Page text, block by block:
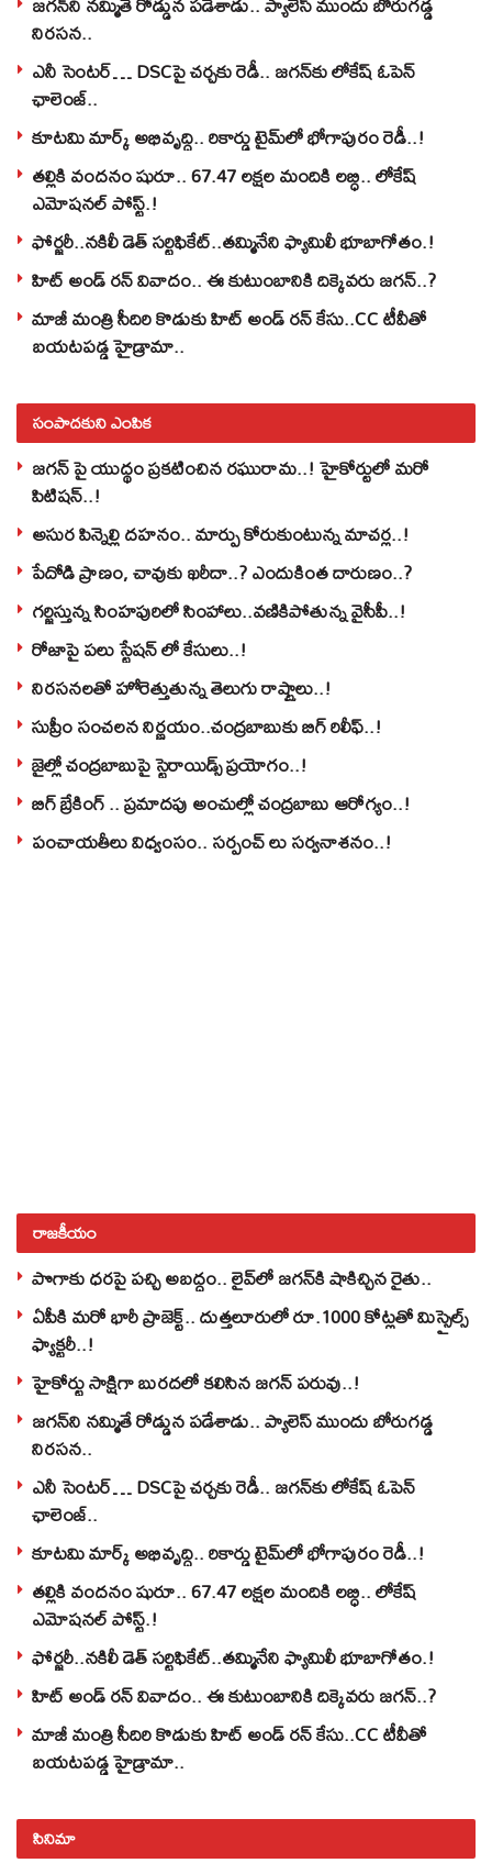
నిరసన..
ఎనీ సెంటర్‌… DSCపై చర్చకు రెడీ.. జగన్‌కు లోకేష్‌ ఓపెన్
ఛాలెంజ్..
కూటమి మార్క్ అభివృద్ధి.. రికార్డు టైమ్‌లో భోగాపురం రెడీ..!
తల్లికి వందనం షురూ.. 67.47 లక్షల మందికి లబ్ధి.. లోకేష్‌
ఎమోషనల్ పోస్ట్‌.!
ఫోర్జరీ..నకిలీ డెత్ సర్టిఫికేట్..తమ్మినేని ఫ్యామిలీ భూబాగోతం.!
హిట్ అండ్ రన్ వివాదం.. ఈ కుటుంబానికి దిక్కెవరు జగన్..?
మాజీ మంత్రి సీదిరి కొడుకు హిట్ అండ్ రన్ కేసు..CC టీవీతో
బయటపడ్డ హైడ్రామా..
సంపాదకుని ఎంపిక
జగన్ పై యుద్థం ప్రకటించిన రఘురామ..! హైకోర్టులో మరో
పిటిషన్..!
అసుర పిన్నెల్లి దహనం.. మార్పు కోరుకుంటున్న మాచర్ల..!
పేదోడి ప్రాణం, చావుకు ఖరీదా..? ఎందుకింత దారుణం..?
గర్జిస్తున్న సింహపురిలో సింహాలు..వణికిపోతున్న వైసీపీ..!
రోజాపై పలు స్టేషన్ లో కేసులు..!
నిరసనలతో హోరెత్తుతున్న తెలుగు రాష్ట్రాలు..!
సుప్రీం సంచలన నిర్ణయం..చంద్రబాబుకు బిగ్ రిలీఫ్..!
జైల్లో చంద్రబాబుపై స్టెరాయిడ్స్ ప్రయోగం..!
బిగ్ బ్రేకింగ్ .. ప్రమాదపు అంచుల్లో చంద్రబాబు ఆరోగ్యం..!
పంచాయతీలు విధ్వంసం.. సర్పంచ్ లు సర్వనాశనం..!
రాజకీయం
పొగాకు ధరపై పచ్చి అబద్దం.. లైవ్‌లో జగన్‌కి షాకిచ్చిన రైతు..
ఏపీకి మరో భారీ ప్రాజెక్ట్.. దుత్తలూరులో రూ.1000 కోట్లతో మిస్సైల్స్
ఫ్యాక్టరీ..!
హైకోర్టు సాక్షిగా బురదలో కలిసిన జగన్ పరువు..!
జగన్‌ని నమ్మితే రోడ్డున పడేశాడు.. ప్యాలెస్‌ ముందు బోరుగడ్డ
నిరసన..
ఎనీ సెంటర్‌… DSCపై చర్చకు రెడీ.. జగన్‌కు లోకేష్‌ ఓపెన్
ఛాలెంజ్..
కూటమి మార్క్ అభివృద్ధి.. రికార్డు టైమ్‌లో భోగాపురం రెడీ..!
తల్లికి వందనం షురూ.. 67.47 లక్షల మందికి లబ్ధి.. లోకేష్‌
ఎమోషనల్ పోస్ట్‌.!
ఫోర్జరీ..నకిలీ డెత్ సర్టిఫికేట్..తమ్మినేని ఫ్యామిలీ భూబాగోతం.!
హిట్ అండ్ రన్ వివాదం.. ఈ కుటుంబానికి దిక్కెవరు జగన్..?
మాజీ మంత్రి సీదిరి కొడుకు హిట్ అండ్ రన్ కేసు..CC టీవీతో
బయటపడ్డ హైడ్రామా..
సినిమా